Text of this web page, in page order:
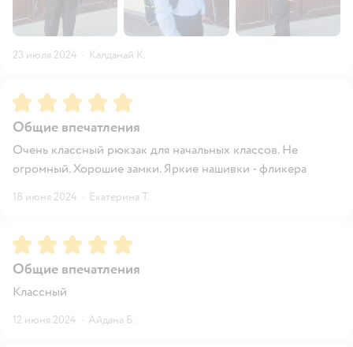
23 июля 2024 · Калданай К.
Рейтинг:5
Общие впечатления
Очень классный рюкзак для начальных классов. Не
огромный. Хорошие замки. Яркие нашивки - фликера
18 июня 2024 · Екатерина Т.
Рейтинг:5
Общие впечатления
Классный
12 июня 2024 · Айдана Б.